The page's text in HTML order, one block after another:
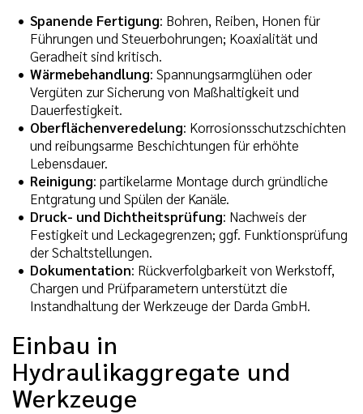
Spanende Fertigung: Bohren, Reiben, Honen für
Führungen und Steuerbohrungen; Koaxialität und
Geradheit sind kritisch.
Wärmebehandlung: Spannungsarmglühen oder
Vergüten zur Sicherung von Maßhaltigkeit und
Dauerfestigkeit.
Oberflächenveredelung: Korrosionsschutzschichten
und reibungsarme Beschichtungen für erhöhte
Lebensdauer.
Reinigung: partikelarme Montage durch gründliche
Entgratung und Spülen der Kanäle.
Druck- und Dichtheitsprüfung: Nachweis der
Festigkeit und Leckagegrenzen; ggf. Funktionsprüfung
der Schaltstellungen.
Dokumentation: Rückverfolgbarkeit von Werkstoff,
Chargen und Prüfparametern unterstützt die
Instandhaltung der Werkzeuge der Darda GmbH.
Einbau in
Hydraulikaggregate und
Werkzeuge